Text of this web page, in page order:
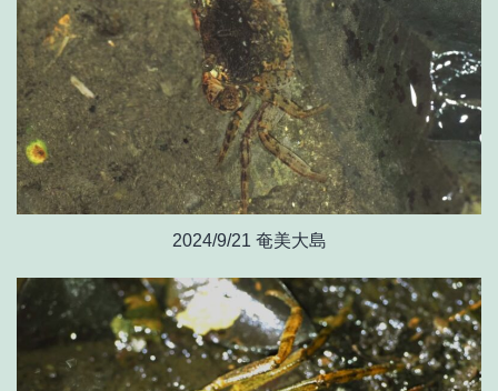
2024/9/21 奄美大島